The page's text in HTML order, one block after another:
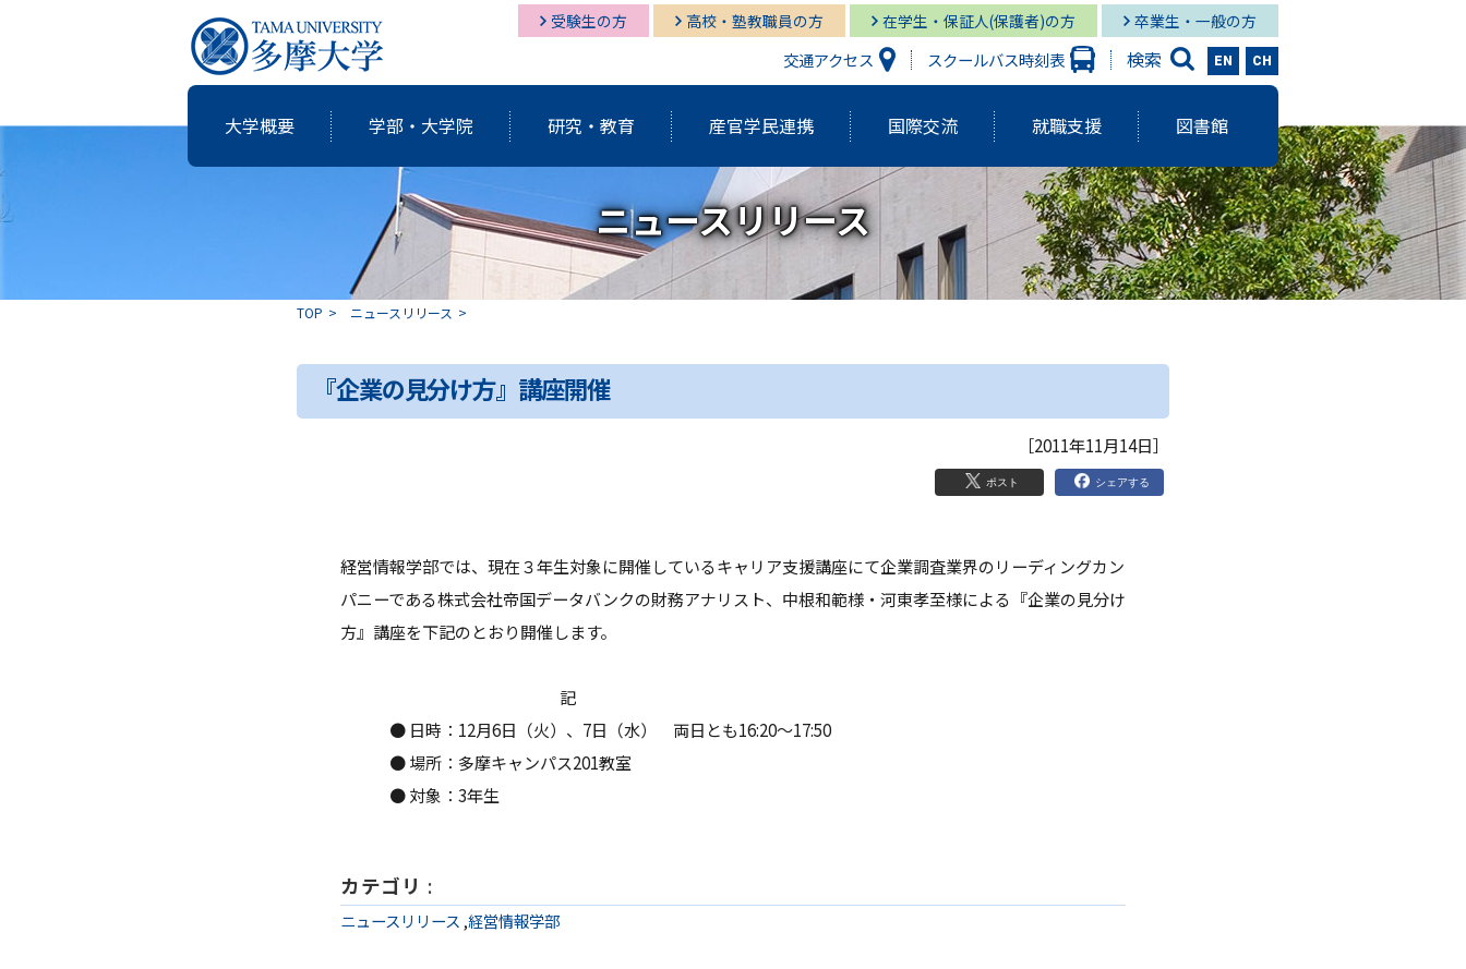
受験生の方 高校・塾教職員の方 在学生・保証人(保護者)の方 卒業生・一般の方
交通アクセス スクールバス時刻表 検索 EN CH
大学概要
大学概要
個性・特色「現代の志塾」 アジアダイナミズム ポリシー
マネジメント体制
ハラスメント防止 情報公開 学生調査・VOICE報告
その他の取り組み 補助金採択状況
学校法人田村学園概要
学部・大学院
学部・大学院 経営情報学部
グローバル
スタディーズ学部
大学院MBAコース
研究・教育
研究・教育 研究開発機構 多摩大学出版会
研究紀要（Tama蔵） 教育と研究に関する報告書
アクティブ・ラーニングの多摩大 アクティブ・ラーニング発表祭
産官学民連携 国際交流
国際交流 経営情報学部 グローバルスタディーズ学部
国際交流センター
就職支援
就職支援 経営情報学部 経営情報学部 就職状況
グローバルスタディーズ学部 グローバルスタディーズ学部 就職状況
図書館
図書館 多摩キャンパス図書館 湘南キャンパス図書館
多摩キャンパス メディア・サービス 湘南キャンパス メディア・サービス
ニュースリリース
TOP ニュースリリース
『企業の見分け方』講座開催
［2011年11月14日］
ポスト シェアする
経営情報学部では、現在３年生対象に開催しているキャリア支援講座にて企業調査業界のリーディングカン
パニーである株式会社帝国データバンクの財務アナリスト、中根和範様・河東孝至様による『企業の見分け
方』講座を下記のとおり開催します。
記
● 日時：12月6日（火）、7日（水） 両日とも16:20～17:50
● 場所：多摩キャンパス201教室
● 対象：3年生
カテゴリ :
ニュースリリース ,経営情報学部